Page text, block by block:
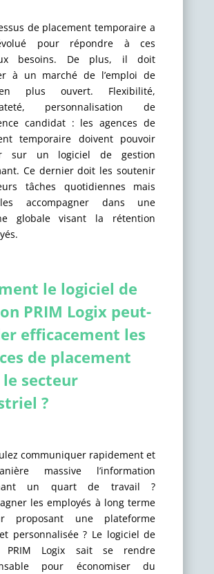
de placement temporaire a
pour répondre à ces
besoins. De plus, il doit
à un marché de l’emploi de
plus ouvert. Flexibilité,
personnalisation de
candidat : les agences de
temporaire doivent pouvoir
sur un logiciel de gestion
Ce dernier doit les soutenir
tâches quotidiennes mais
accompagner dans une
globale visant la rétention
le logiciel de
PRIM Logix peut-
efficacement les
de placement
le secteur
?
communiquer rapidement et
massive l’information
un quart de travail ?
les employés à long terme
proposant une plateforme
personnalisée ? Le logiciel de
PRIM Logix sait se rendre
pour économiser du